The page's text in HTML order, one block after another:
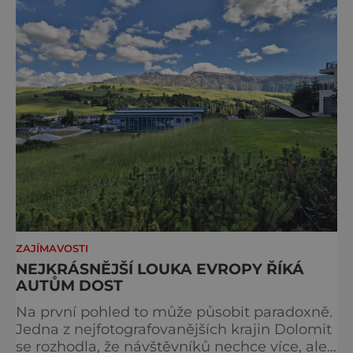
ZAJÍMAVOSTI
NEJKRÁSNĚJŠÍ LOUKA EVROPY ŘÍKÁ
AUTŮM DOST
Na první pohled to může působit paradoxně.
Jedna z nejfotografovanějších krajin Dolomit
se rozhodla, že návštěvníků nechce více, ale